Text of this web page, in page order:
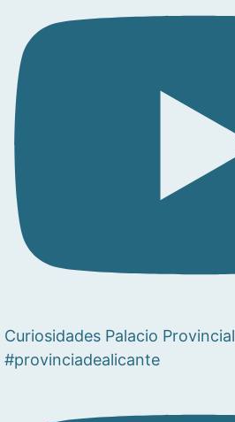
Curiosidades Palacio Provincial
#provinciadealicante